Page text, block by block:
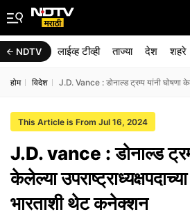
NDTV लाईव्ह टीव्ही ताज्या देश शहरे
होम विदेश J.D. Vance : डोनाल्ड ट्रम्प यांनी घोषणा
This Article is From Jul 16, 2024
J.D. vance : डोनाल्ड
केलेल्या
भारताशी थेट कनेक्शन